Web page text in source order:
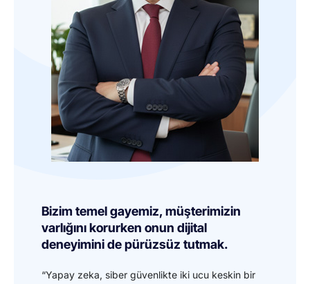
Bizim temel gayemiz, müşterimizin
varlığını korurken onun dijital
deneyimini de pürüzsüz tutmak.
“Yapay zeka, siber güvenlikte iki ucu keskin bir